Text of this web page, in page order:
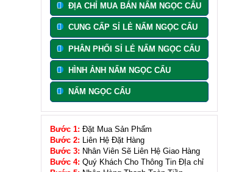
ĐỊA CHỈ MUA BÁN NẤM NGỌC CẨU
CUNG CẤP SỈ LẺ NẤM NGỌC CẨU
PHÂN PHỐI SỈ LẺ NẤM NGỌC CẨU
HÌNH ẢNH NẤM NGỌC CẨU
NẤM NGỌC CẨU
Bước 1: Đặt Mua Sản Phẩm
Bước 2: Liên Hệ Đặt Hàng
Bước 3: Nhân Viên Sẽ Liên Hệ Giao Hàng
Bước 4: Quý Khách Cho Thông Tin ĐỊa chỉ